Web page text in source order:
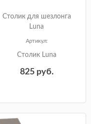
Столик для шезлонга
Luna
Артикул:
Столик Luna
825руб.